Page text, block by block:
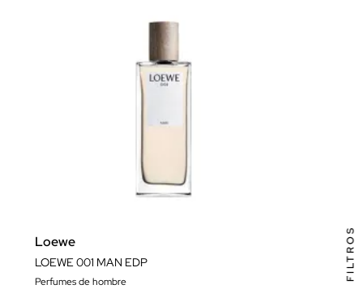
Loewe
LOEWE 001 MAN EDP
Perfumes de hombre
FILTROS